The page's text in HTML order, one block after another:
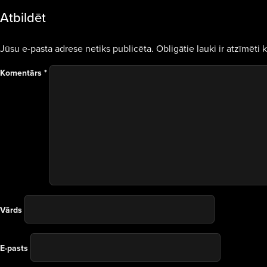
Atbildēt
Jūsu e-pasta adrese netiks publicēta. Obligātie lauki ir atzīmēti
Komentārs *
Vārds
E-pasts